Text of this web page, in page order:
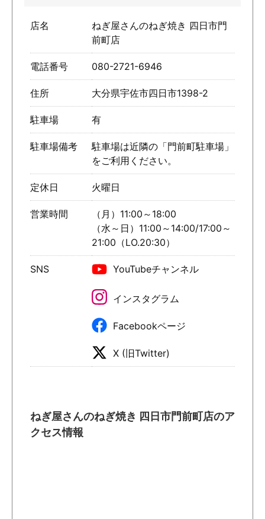
店名
ねぎ屋さんのねぎ焼き 四日市門
前町店
電話番号 080-2721-6946
住所 大分県宇佐市四日市1398-2
駐車場 有
駐車場備考
駐車場は近隣の「門前町駐車場」
をご利用ください。
定休日 火曜日
営業時間
（月）11:00～18:00
（水～日）11:00～14:00/17:00～
21:00（LO.20:30）
SNS YouTubeチャンネル
インスタグラム
Facebookページ
X (旧Twitter)
ねぎ屋さんのねぎ焼き 四日市門前町店のア
クセス情報